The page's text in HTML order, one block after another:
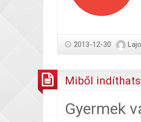
2013-12-30
Miből
Gyermek